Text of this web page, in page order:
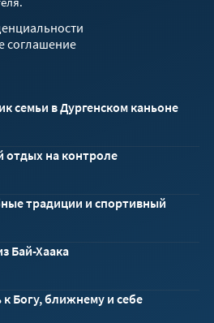
соглашение
семьи в Дургенском каньоне
отдых на контроле
традиции и спортивный
Бай-Хаака
Богу, ближнему и себе